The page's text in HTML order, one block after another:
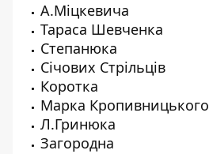
А.Міцкевича
Тараса Шевченка
Степанюка
Січових Стрільців
Коротка
Марка Кропивницького
Л.Гринюка
Загородна